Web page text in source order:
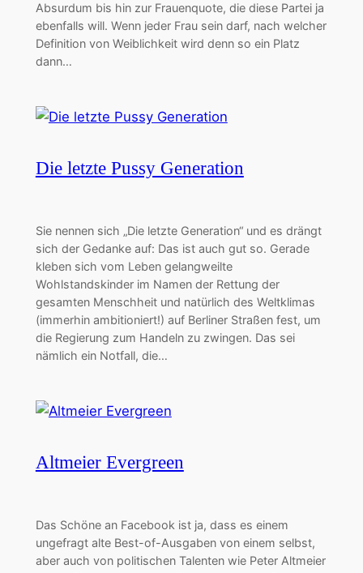
Absurdum bis hin zur Frauenquote, die diese Partei ja
ebenfalls will. Wenn jeder Frau sein darf, nach welcher
Definition von Weiblichkeit wird denn so ein Platz
dann…
Die letzte Pussy Generation
Sie nennen sich „Die letzte Generation“ und es drängt
sich der Gedanke auf: Das ist auch gut so. Gerade
kleben sich vom Leben gelangweilte
Wohlstandskinder im Namen der Rettung der
gesamten Menschheit und natürlich des Weltklimas
(immerhin ambitioniert!) auf Berliner Straßen fest, um
die Regierung zum Handeln zu zwingen. Das sei
nämlich ein Notfall, die…
Altmeier Evergreen
Das Schöne an Facebook ist ja, dass es einem
ungefragt alte Best-of-Ausgaben von einem selbst,
aber auch von politischen Talenten wie Peter Altmeier